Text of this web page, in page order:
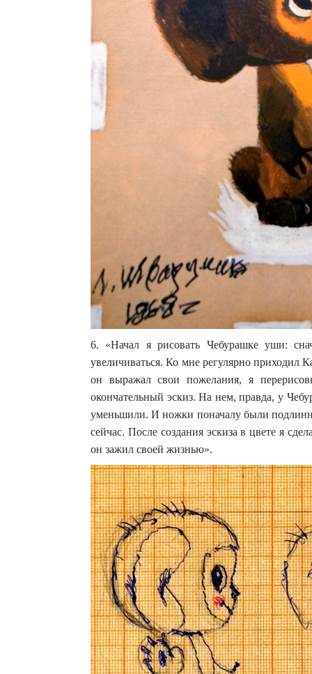
6. «Начал я рисовать Чебурашке уши:
увеличиваться. Ко мне регулярно приходил
он выражал свои пожелания, я
окончательный эскиз. На нем, правда, у
уменьшили. И ножки поначалу были
сейчас. После создания эскиза в цвете я
он зажил своей жизнью».